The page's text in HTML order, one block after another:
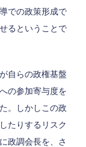
での政策形成で
るということで
自らの政権基盤
の参加寄与度を
。しかしこの政
たりするリスク
政調会長を、さ